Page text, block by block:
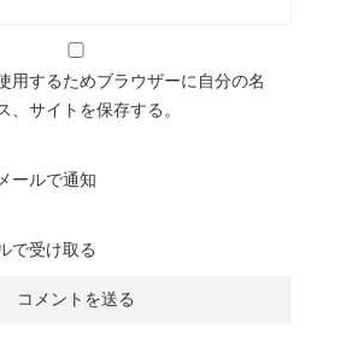
用するためブラウザーに自分の名
、サイトを保存する。
ールで通知
で受け取る